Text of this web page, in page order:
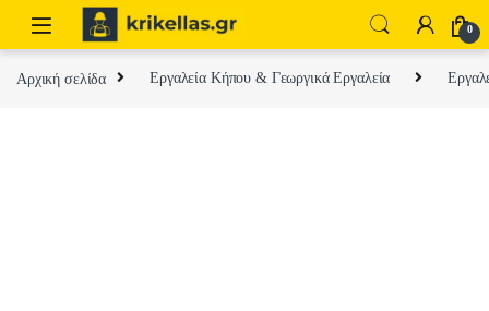
Skip to navigation
Skip to content
0
Αρχική σελίδα Εργαλεία Κήπου & Γεωργικά Εργαλεία